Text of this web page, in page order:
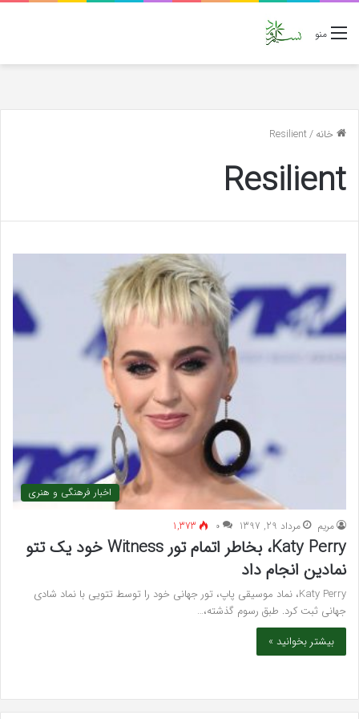
منو
خانه/
Resilient
Resilient
اخبار فرهنگی و هنری
مريم مرداد 29, 1397 ۰ 1,373
Katy Perry، بخاطر اتمام تور Witness خود یک تتو
نمادین انجام داد
Katy Perry، نماد موسیقی پاپ، تور جهانی خود را توسط تتویی با نماد شادی
جهانی ثبت کرد. طبق رسوم گذشته،…
بیشتر بخوانید »